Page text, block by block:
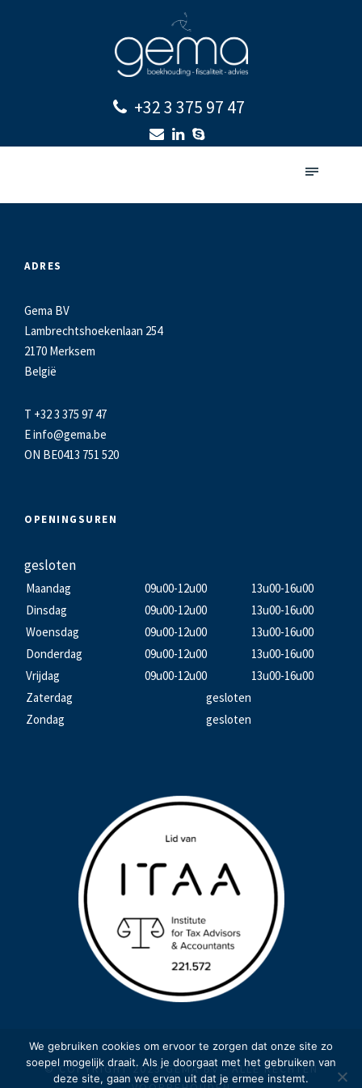
+32 3 375 97 47
ADRES
Gema BV
Lambrechtshoekenlaan 254
2170 Merksem
België
T +32 3 375 97 47
Einfo@gema.be
ON BE0413 751 520
OPENINGSUREN
gesloten
Maandag 09u00-12u00
13u00-16u00
Dinsdag
09u00-12u00
13u00-16u00
Woensdag
09u00-12u00
13u00-16u00
Donderdag
09u00-12u00
13u00-16u00
Vrijdag
09u00-12u00
13u00-16u00
Zaterdag
gesloten
Zondag
gesloten
© COPYRIGHT 2023 GEMA BV - ALLE RECHTEN
We gebruiken cookies om ervoor te zorgen dat onze site zo
soepel mogelijk draait. Als je doorgaat met het gebruiken van
deze site, gaan we ervan uit dat je ermee instemt.